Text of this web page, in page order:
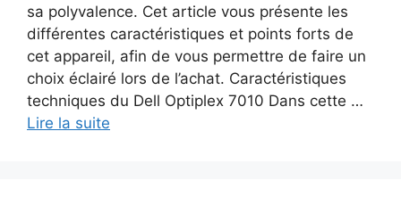
sa polyvalence. Cet article vous présente les
différentes caractéristiques et points forts de
cet appareil, afin de vous permettre de faire un
choix éclairé lors de l’achat. Caractéristiques
techniques du Dell Optiplex 7010 Dans cette …
Lire la suite